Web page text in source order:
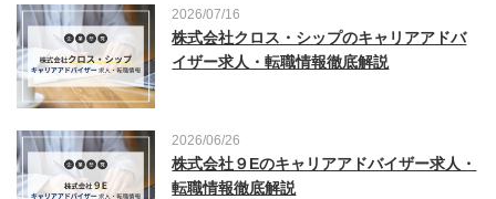
2026/07/16
株式会社クロス・シップのキャリアアドバ
イザー求人・転職情報徹底解説
2026/06/26
株式会社９Eのキャリアアドバイザー求人・
転職情報徹底解説